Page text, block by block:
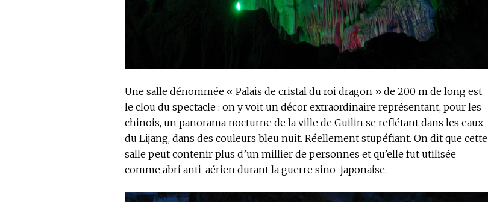
Une salle dénommée « Palais de cristal du roi dragon » de 200 m de long est
le clou du spectacle : on y voit un décor extraordinaire représentant, pour les
chinois, un panorama nocturne de la ville de Guilin se reflétant dans les eaux
du Lijang, dans des couleurs bleu nuit. Réellement stupéfiant. On dit que cette
salle peut contenir plus d’un millier de personnes et qu’elle fut utilisée
comme abri anti-aérien durant la guerre sino-japonaise.